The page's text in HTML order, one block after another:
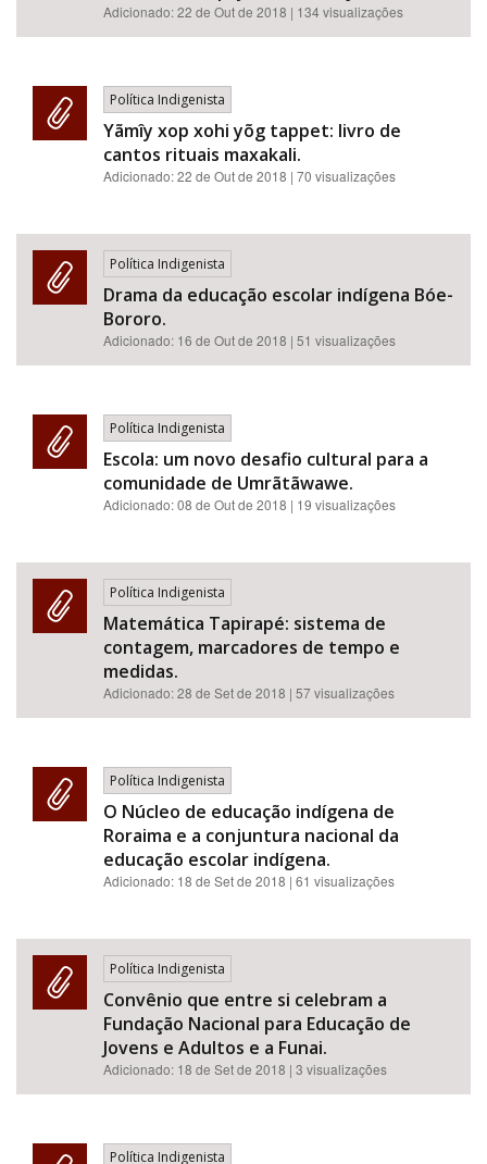
Adicionado:22 de Out de 2018 | 134 visualizações
Política Indigenista
Yãmîy xop xohi yõg tappet: livro de
cantos rituais maxakali.
Adicionado:22 de Out de 2018 | 70 visualizações
Política Indigenista
Drama da educação escolar indígena Bóe-
Bororo.
Adicionado: 16 de Out de 2018 | 51 visualizações
Política Indigenista
Escola: um novo desafio cultural para a
comunidade de Umrãtãwawe.
Adicionado:08 de Out de 2018 | 19 visualizações
Política Indigenista
Matemática Tapirapé: sistema de
contagem, marcadores de tempo e
medidas.
Adicionado:28 de Set de 2018 | 57 visualizações
Política Indigenista
O Núcleo de educação indígena de
Roraima e a conjuntura nacional da
educação escolar indígena.
Adicionado: 18 de Set de 2018 | 61 visualizações
Política Indigenista
Convênio que entre si celebram a
Fundação Nacional para Educação de
Jovens e Adultos e a Funai.
Adicionado: 18 de Set de 2018 | 3 visualizações
Política Indigenista